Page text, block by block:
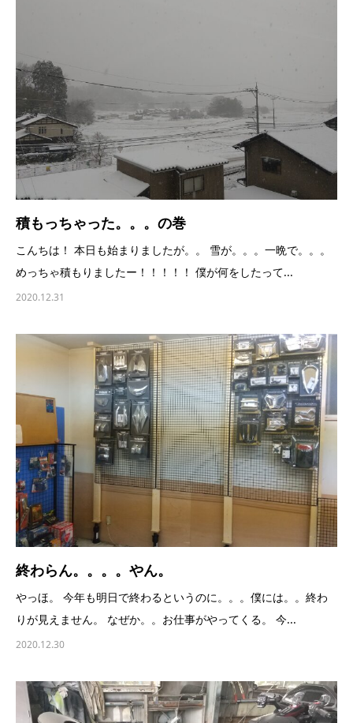
積もっちゃった。。。の巻
こんちは！ 本日も始まりましたが。。 雪が。。。一晩で。。。
めっちゃ積もりましたー！！！！！ 僕が何をしたって...
2020.12.31
終わらん。。。。やん。
やっほ。 今年も明日で終わるというのに。。。僕には。。終わ
りが見えません。 なぜか。。お仕事がやってくる。 今...
2020.12.30